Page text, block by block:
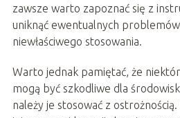
zawsze warto zapoznać się z
uniknąć ewentualnych
niewłaściwego stosowania.
Warto jednak pamiętać, że
mogą być szkodliwe dla
należy je stosować z